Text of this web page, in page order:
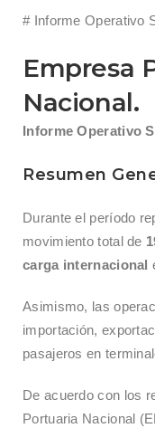
# Informe Operativo
Empresa
Nacional.
Informe Operativo
Resumen
Durante el período
movimiento total de
carga internacional
Asimismo, las
importación,
pasajeros en
De acuerdo con los
Portuaria Nacional